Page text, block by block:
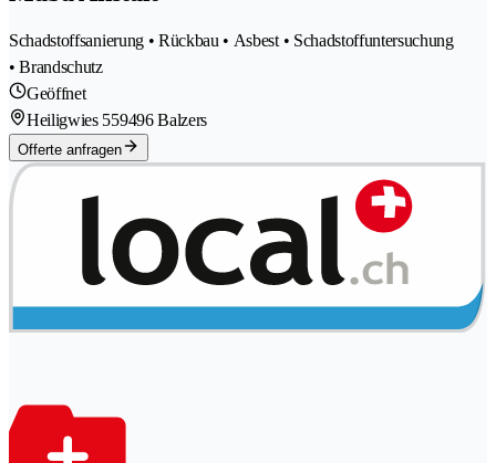
Schadstoffsanierung • Rückbau • Asbest • Schadstoffuntersuchung
• Brandschutz
Geöffnet
Heiligwies 559496 Balzers
Offerte anfragen